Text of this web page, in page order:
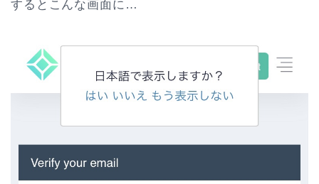
するとこんな画面に…